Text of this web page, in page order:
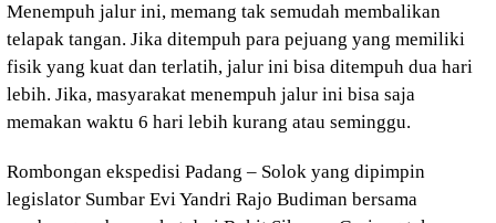
Menempuh jalur ini, memang tak semudah membalikan
telapak tangan. Jika ditempuh para pejuang yang memiliki
fisik yang kuat dan terlatih, jalur ini bisa ditempuh dua hari
lebih. Jika, masyarakat menempuh jalur ini bisa saja
memakan waktu 6 hari lebih kurang atau seminggu.
Rombongan ekspedisi Padang – Solok yang dipimpin
legislator Sumbar Evi Yandri Rajo Budiman bersama